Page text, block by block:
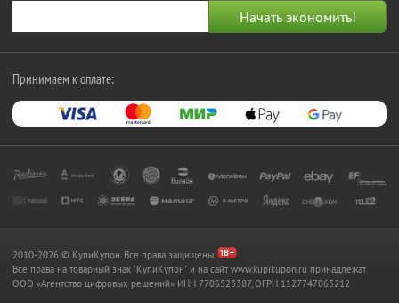
Принимаем к оплате:
2010-2026 © КупиКупон. Все права защищены.
Все права на товарный знак "КупиКупон" и на сайт www.kupikupon.ru принадлежат
OOO «Агентство цифровых решений» ИНН 7705523387, ОГРН 1127747063212